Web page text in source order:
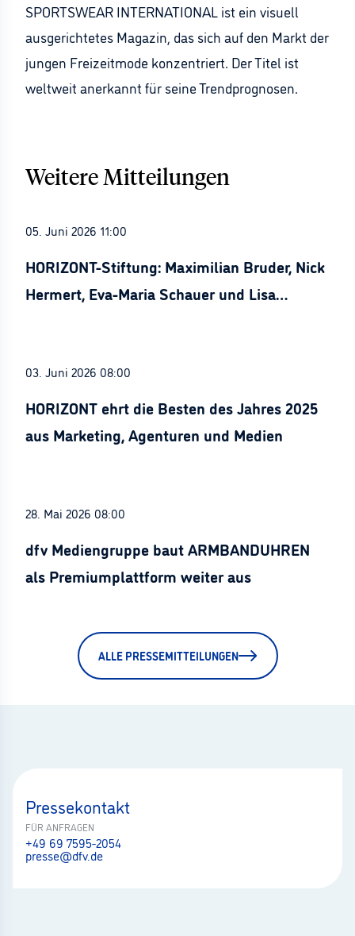
SPORTSWEAR INTERNATIONAL ist ein visuell
ausgerichtetes Magazin, das sich auf den Markt der
jungen Freizeitmode konzentriert. Der Titel ist
weltweit anerkannt für seine Trendprognosen.
Weitere Mitteilungen
05. Juni 2026 11:00
HORIZONT-Stiftung: Maximilian Bruder, Nick
Hermert, Eva-Maria Schauer und Lisa
03. Juni 2026 08:00
HORIZONT ehrt die Besten des Jahres 2025
aus Marketing, Agenturen und Medien
28. Mai 2026 08:00
dfv Mediengruppe baut ARMBANDUHREN
als Premiumplattform weiter aus
ALLE PRESSEMITTEILUNGEN
Pressekontakt
FÜR ANFRAGEN
+49 69 7595-2054
presse@dfv.de